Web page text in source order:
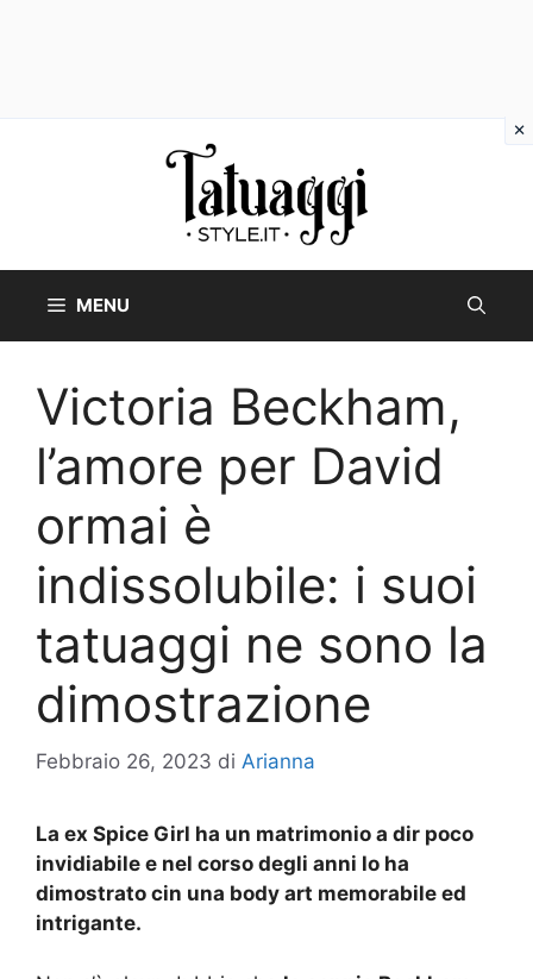
MENU
Victoria Beckham,
l’amore per David
ormai è
indissolubile: i suoi
tatuaggi ne sono la
dimostrazione
Febbraio 26, 2023 di Arianna
La ex Spice Girl ha un matrimonio a dir poco
invidiabile e nel corso degli anni lo ha
dimostrato cin una body art memorabile ed
intrigante.